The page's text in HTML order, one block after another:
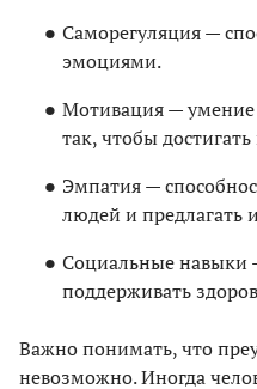
Саморегуляция —
эмоциями.
Мотивация — умение
так, чтобы
Эмпатия —
людей и предлагать
Социальные навыки
поддерживать
Важно понимать, что
невозможно. Иногда